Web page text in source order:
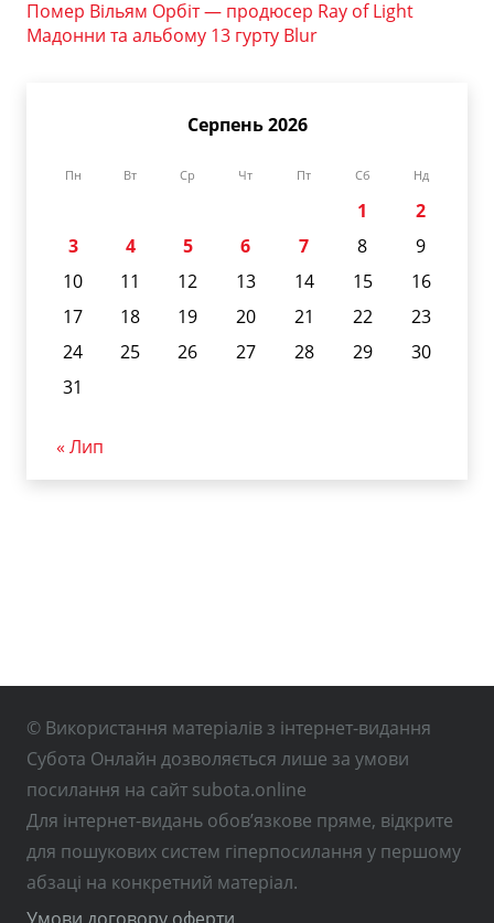
Помер Вільям Орбіт — продюсер Ray of Light
Мадонни та альбому 13 гурту Blur
Серпень 2026
Пн Вт Ср Чт Пт Сб Нд
1
2
3
4 5 6 7 8
9
10
11 12 13 14 15
16
17
18 19 20 21 22
23
24
25 26 27 28 29
30
31
« Лип
© Використання матеріалів з інтернет-видання
Субота Онлайн дозволяється лише за умови
посилання на сайт subota.online
Для інтернет-видань обов’язкове пряме, відкрите
для пошукових систем гіперпосилання у першому
абзаці на конкретний матеріал.